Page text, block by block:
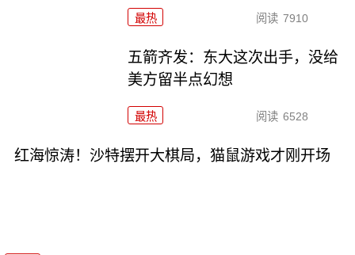
最热 阅读 7910
五箭齐发：东大这次出手，没给
美方留半点幻想
最热 阅读 6528
红海惊涛！沙特摆开大棋局，猫鼠游戏才刚开场